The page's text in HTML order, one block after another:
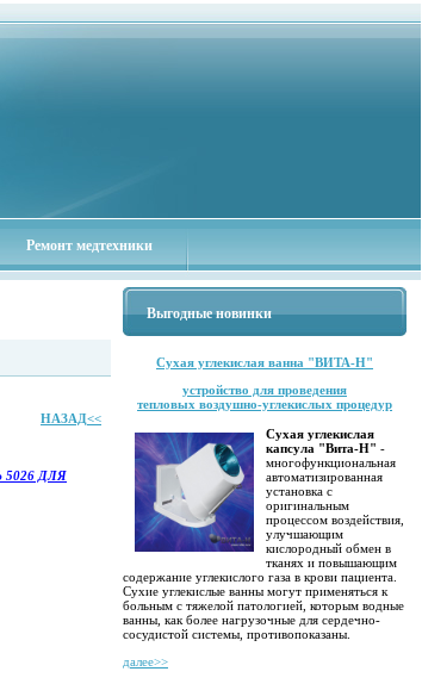
Ремонт медтехники
НАЗАД<<
ДЛЯ
Выгодные новинки
Сухая углекислая ванна "ВИТА-Н"
устройство для проведения
тепловых воздушно-углекислых процедур
Сухая углекислая
капсула "Вита-Н" -
многофункциональная
автоматизированная
установка с
оригинальным
процессом воздействия,
улучшающим
кислородный обмен в
тканях и повышающим
содержание углекислого газа в крови пациента.
Сухие углекислые ванны могут применяться к
больным с тяжелой патологией, которым водные
ванны, как более нагрузочные для сердечно-
сосудистой системы, противопоказаны.
далее>>